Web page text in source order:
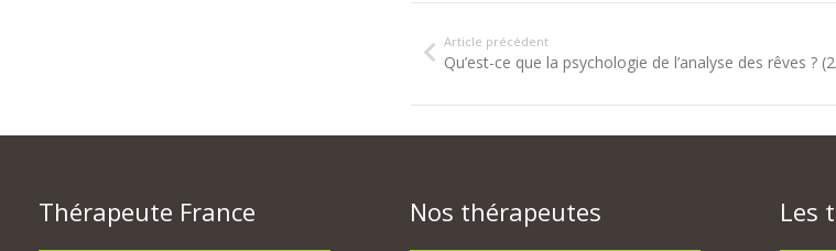
Article précédent
Qu’est-ce que la psychologie de l’analyse des rêves ?
Thérapeute France Nos thérapeutes Les